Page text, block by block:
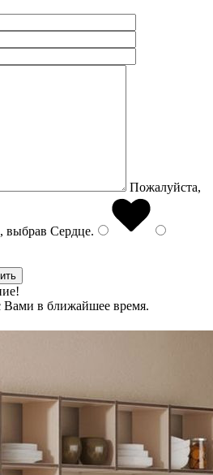
Пожалуйста,
выбрав Сердце.
Вами в ближайшее время.